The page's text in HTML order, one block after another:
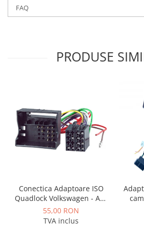
FAQ
PRODUSE
Conectica Adaptoare ISO
Quadlock Volkswagen - AD-
ISOVW
55,00 RON
TVA inclus